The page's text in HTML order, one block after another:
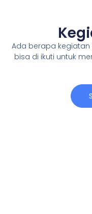
Ada berapa kegiatan
bisa di ikuti untuk